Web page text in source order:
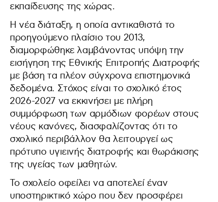
εκπαίδευσης της χώρας.
Η νέα διάταξη, η οποία αντικαθιστά το
προηγούμενο πλαίσιο του 2013,
διαμορφώθηκε λαμβάνοντας υπόψη την
εισήγηση της Εθνικής Επιτροπής Διατροφής
με βάση τα πλέον σύγχρονα επιστημονικά
δεδομένα. Στόχος είναι το σχολικό έτος
2026-2027 να εκκινήσει με πλήρη
συμμόρφωση των αρμόδιων φορέων στους
νέους κανόνες, διασφαλίζοντας ότι το
σχολικό περιβάλλον θα λειτουργεί ως
πρότυπο υγιεινής διατροφής και θωράκισης
της υγείας των μαθητών.
Το σχολείο οφείλει να αποτελεί έναν
υποστηρικτικό χώρο που δεν προσφέρει